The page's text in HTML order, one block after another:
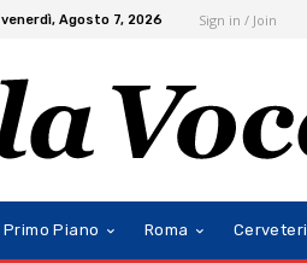
venerdì, Agosto 7, 2026 Sign in / Join
Primo Piano Roma Cerveteri